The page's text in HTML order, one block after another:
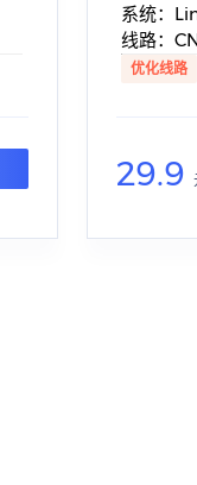
系统：
线路：
优化线路
29.9